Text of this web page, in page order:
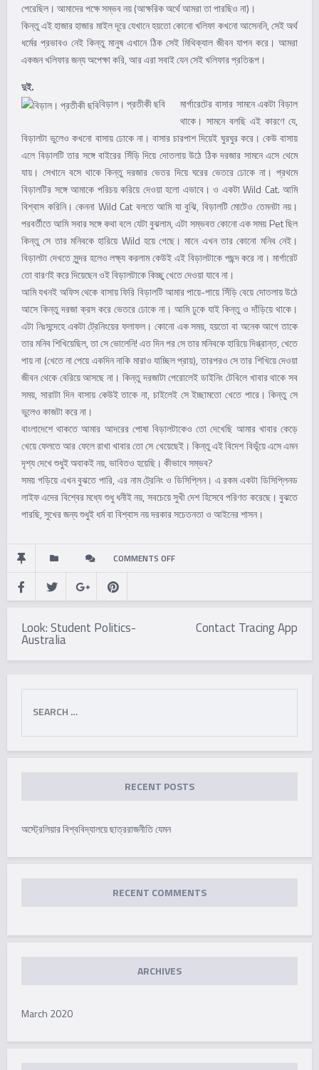
পেরেছিল। আমাদের পক্ষে সম্ভব নয় (আক্ষরিক অর্থে আমরা তা পারছিও না)।
কিন্তু এই হাজার হাজার মাইল দূরে যেখানে হয়তো কোনো খলিফা কখনো আসেননি, সেই অর্থ
ধর্মের প্রভাবও নেই কিন্তু মানুষ এখানে ঠিক সেই মিথিক্যাল জীবন যাপন করে। আমরা
একজন খলিফার জন্য অপেক্ষা করি, আর এরা সবাই যেন সেই খলিফার প্রতিরূপ।
দুই.
বিড়াল। প্রতীকী ছবি
মার্গারেটের বাসার সামনে একটা বিড়াল
থাকে। সামনে বলছি এই কারণে যে,
বিড়ালটা ভুলেও কখনো বাসায় ঢোকে না। বাসার চারপাশ দিয়েই ঘুরঘুর করে। কেউ বাসায়
এলে বিড়ালটি তার সঙ্গে বাইরের সিঁড়ি দিয়ে দোতলায় উঠে ঠিক দরজার সামনে এসে থেমে
যায়। সেখানে বসে থাকে কিন্তু দরজার ভেতর দিয়ে ঘরের ভেতরে ঢোকে না। প্রথমে
বিড়ালটির সঙ্গে আমাকে পরিচয় করিয়ে দেওয়া হলো এভাবে। ও একটা Wild Cat. আমি
বিশ্বাস করিনি। কেননা Wild Cat বলতে আমি যা বুঝি, বিড়ালটি মোটেও তেমনটা নয়।
পরবর্তীতে আমি সবার সঙ্গে কথা বলে যেটা বুঝলাম, এটা সম্ভবত কোনো এক সময় Pet ছিল
কিন্তু সে তার মনিবকে হারিয়ে Wild হয়ে গেছে। মানে এখন তার কোনো মনিব নেই।
বিড়ালটা দেখতে সুন্দর হলেও লক্ষ্য করলাম কেউই এই বিড়ালটাকে পছন্দ করে না। মার্গারেট
তো বারণই করে দিয়েছেন ওই বিড়ালটাকে কিচ্ছু খেতে দেওয়া যাবে না।
আমি যখনই অফিস থেকে বাসায় ফিরি বিড়ালটি আমার পায়ে-পায়ে সিঁড়ি বেয়ে দোতলায় উঠে
আসে কিন্তু দরজা ক্রস করে ভেতরে ঢোকে না। আমি ঢুকে যাই কিন্তু ও দাঁড়িয়ে থাকে।
এটা নিঃসন্দেহে একটা ট্রেনিংয়ের ফলাফল। কোনো এক সময়, হয়তো বা অনেক আগে তাকে
তার মনিব শিখিয়েছিল, তা সে ভোলেনি! এত দিন পর সে তার মনিবকে হারিয়ে দিগ্ভ্রান্ত, খেতে
পায় না (খেতে না পেয়ে একদিন নাকি মারাও যাচ্ছিল প্রায়), তারপরও সে তার শিখিয়ে দেওয়া
জীবন থেকে বেরিয়ে আসছে না। কিন্তু দরজাটা পেরোলেই ডাইনিং টেবিলে খাবার থাকে সব
সময়, সারাটা দিন বাসায় কেউই তাকে না, চাইলেই সে ইচ্ছামতো খেতে পারে। কিন্তু সে
ভুলেও কাজটা করে না।
বাংলাদেশে থাকতে আমার আদরের পোষা বিড়ালটাকেও তো দেখেছি আমার খাবার কেড়ে
খেয়ে ফেলতে আর ফেলে রাখা খাবার তো সে খেয়েছেই। কিন্তু এই বিদেশ বিভূঁয়ে এসে এমন
দৃশ্য দেখে শুধুই অবাকই নয়, ভাবিতও হয়েছি। কীভাবে সম্ভব?
সময় গড়িয়ে এখন বুঝতে পারি, এর নাম ট্রেনিং ও ডিসিপ্লিন। এ রকম একটা ডিসিপ্লিনড
লাইফ এদের বিশ্বের মধ্যে শুধু ধনীই নয়, সবচেয়ে সুখী দেশ হিসেবে পরিণত করেছে। বুঝতে
পারছি, সুখের জন্য শুধুই ধর্ম বা বিশ্বাস নয় দরকার সচেতনতা ও আইনের শাসন।
COMMENTS OFF
navigation
Look: Student Politics-
Australia
Contact Tracing App
for:
RECENT POSTS
অস্ট্রেলিয়ার বিশ্ববিদ্যালয়ে ছাত্ররাজনীতি যেমন
RECENT COMMENTS
ARCHIVES
March 2020